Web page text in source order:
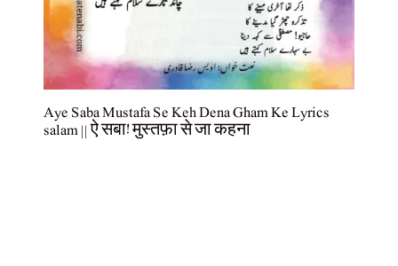
Aye Saba Mustafa Se Keh Dena Gham Ke Lyrics
salam || ऐ सबा! मुस्तफ़ा से जा कहना